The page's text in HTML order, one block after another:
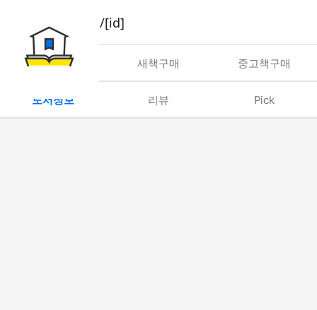
book/rent/[id]
대여 새책구매 중고책구매
도서정보 리뷰 Pick